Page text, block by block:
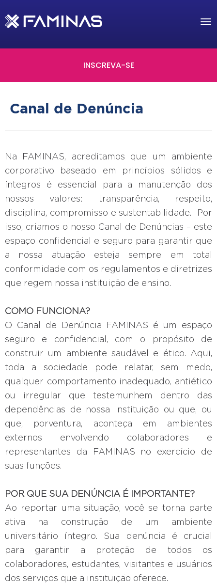
INSCREVA-SE
Canal de Denúncia
Na FAMINAS, acreditamos que um ambiente
corporativo baseado em princípios sólidos e
íntegros é essencial para a manutenção dos
nossos valores: transparência, respeito,
disciplina, compromisso e sustentabilidade. Por
isso, criamos o nosso Canal de Denúncias – este
espaço confidencial e seguro para garantir que
a nossa atuação esteja sempre em total
conformidade com os regulamentos e diretrizes
que regem nossa instituição de ensino.
COMO FUNCIONA?
O Canal de Denúncia FAMINAS é um espaço
seguro e confidencial, com o propósito de
construir um ambiente saudável e ético. Aqui,
toda a sociedade pode relatar, sem medo,
qualquer comportamento inadequado, antiético
ou irregular que testemunhem dentro das
dependências de nossa instituição ou que, ou
que, porventura, aconteça em ambientes
externos envolvendo colaboradores e
representantes da FAMINAS no exercício de
suas funções.
POR QUE SUA DENÚNCIA É IMPORTANTE?
Ao reportar uma situação, você se torna parte
ativa na construção de um ambiente
universitário íntegro. Sua denúncia é crucial
para garantir a proteção de todos os
colaboradores, estudantes, visitantes e usuários
dos serviços que a instituição oferece.